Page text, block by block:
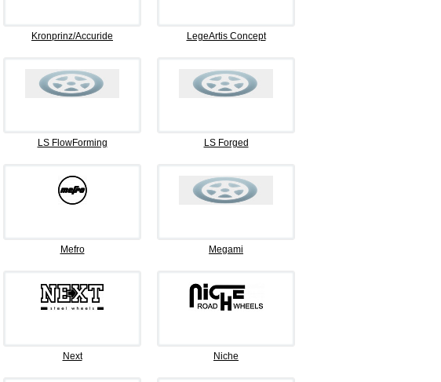
Kronprinz/Accuride LegeArtis Concept
LS FlowForming LS Forged
Mefro Megami
Next Niche